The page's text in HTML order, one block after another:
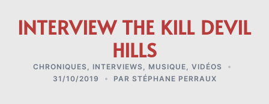
INTERVIEW THE KILL DEVIL
HILLS
CHRONIQUES INTERVIEWS MUSIQUE
VIDÉOS
31/10/2019
PAR STÉPHANE PERRAUX